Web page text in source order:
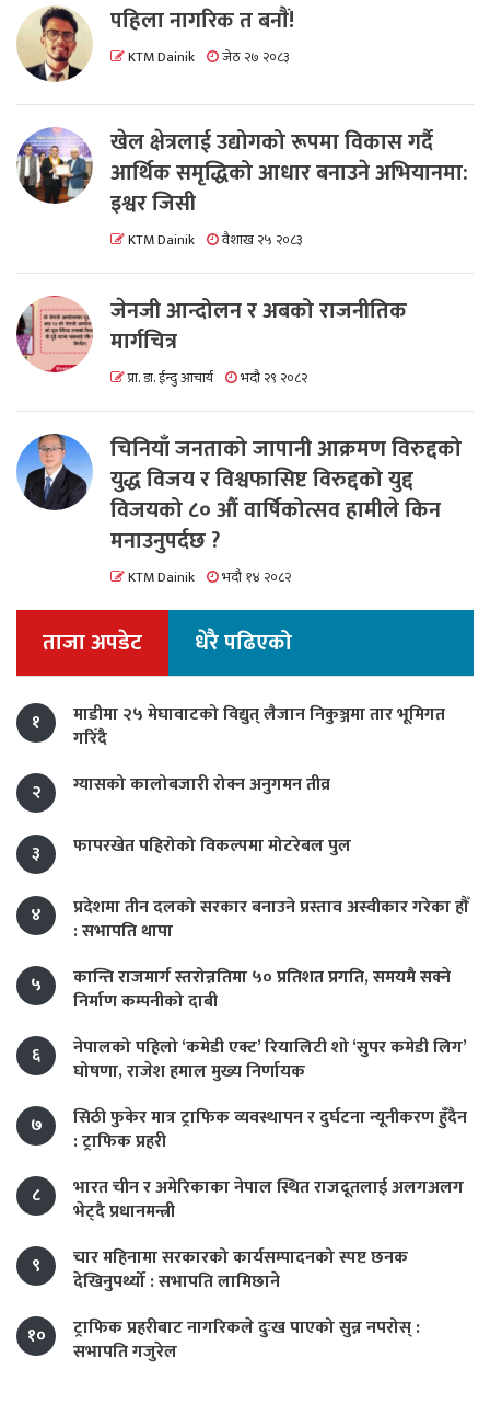
पहिला नागरिक त बनाैं!
KTM Dainik जेठ २७ २०८३
खेल क्षेत्रलाई उद्योगको रूपमा विकास गर्दै
आर्थिक समृद्धिको आधार बनाउने अभियानमा:
इश्वर जिसी
KTM Dainik वैशाख २५ २०८३
जेनजी आन्दोलन र अबको राजनीतिक
मार्गचित्र
प्रा. डा. ईन्दु आचार्य भदौ २९ २०८२
चिनियाँ जनताको जापानी आक्रमण विरुद्दको
युद्ध विजय र विश्वफासिष्ट विरुद्दको युद्द
विजयको ८० औं वार्षिकोत्सव हामीले किन
मनाउनुपर्दछ ?
KTM Dainik भदौ १४ २०८२
ताजा अपडेट धेरै पढिएको
१
माडीमा २५ मेघावाटको विद्युत् लैजान निकुञ्जमा तार भूमिगत
गरिँदै
२
ग्यासको कालोबजारी रोक्न अनुगमन तीव्र
३ फापरखेत पहिरोको विकल्पमा मोटरेबल पुल
४
प्रदेशमा तीन दलको सरकार बनाउने प्रस्ताव अस्वीकार गरेका हौँ
: सभापति थापा
५
कान्ति राजमार्ग स्तरोन्नतिमा ५० प्रतिशत प्रगति, समयमै सक्ने
निर्माण कम्पनीको दाबी
६
नेपालको पहिलो ‘कमेडी एक्ट’ रियालिटी शो ‘सुपर कमेडी लिग’
घोषणा, राजेश हमाल मुख्य निर्णायक
७
सिठी फुकेर मात्र ट्राफिक व्यवस्थापन र दुर्घटना न्यूनीकरण हुँदैन
: ट्राफिक प्रहरी
८
भारत चीन र अमेरिकाका नेपाल स्थित राजदूतलाई अलगअलग
भेट्दै प्रधानमन्त्री
९
चार महिनामा सरकारको कार्यसम्पादनको स्पष्ट छनक
देखिनुपर्थ्यो : सभापति लामिछाने
१०
ट्राफिक प्रहरीबाट नागरिकले दुःख पाएको सुन्न नपरोस् :
सभापति गजुरेल